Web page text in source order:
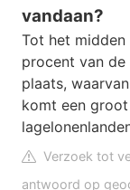
vandaan?
Tot het
procent van
plaats,
komt een
Verzoek tot
antwoord op